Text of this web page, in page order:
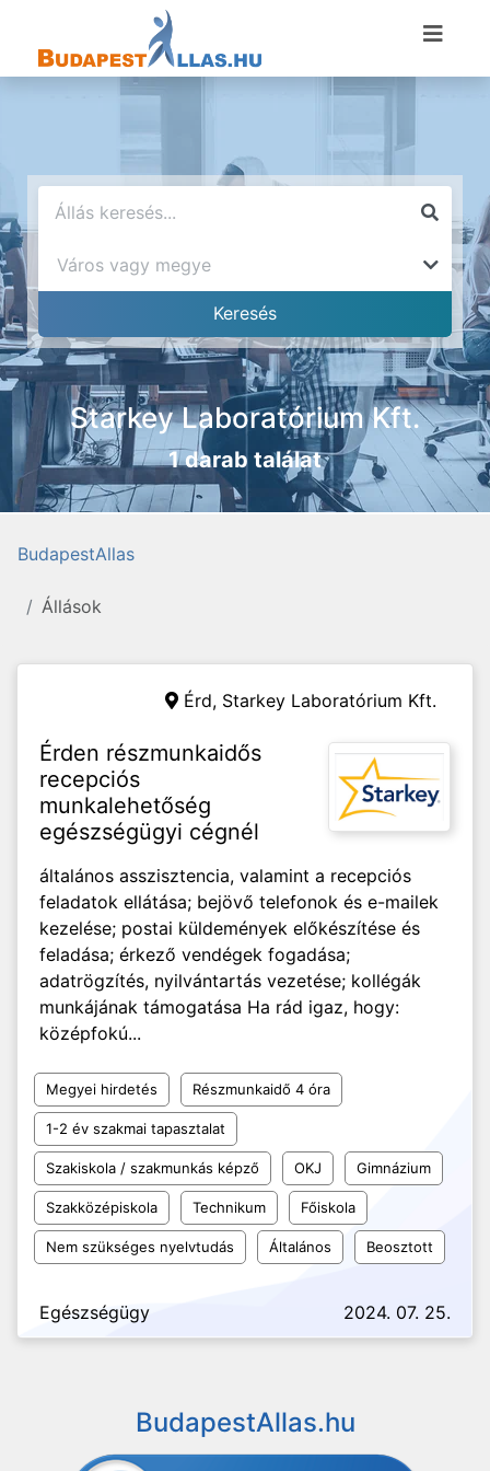
Starkey Laboratórium Kft.
1 darab találat
BudapestAllas
Állások
Érd, Starkey Laboratórium Kft.
Érden részmunkaidős
recepciós
munkalehetőség
egészségügyi cégnél
általános asszisztencia, valamint a recepciós
feladatok ellátása; bejövő telefonok és e-mailek
kezelése; postai küldemények előkészítése és
feladása; érkező vendégek fogadása;
adatrögzítés, nyilvántartás vezetése; kollégák
munkájának támogatása Ha rád igaz, hogy:
középfokú...
Megyei hirdetés Részmunkaidő 4 óra
1-2 év szakmai tapasztalat
Szakiskola / szakmunkás képző OKJ Gimnázium
Szakközépiskola Technikum Főiskola
Nem szükséges nyelvtudás Általános Beosztott
Egészségügy 2024. 07. 25.
BudapestAllas.hu